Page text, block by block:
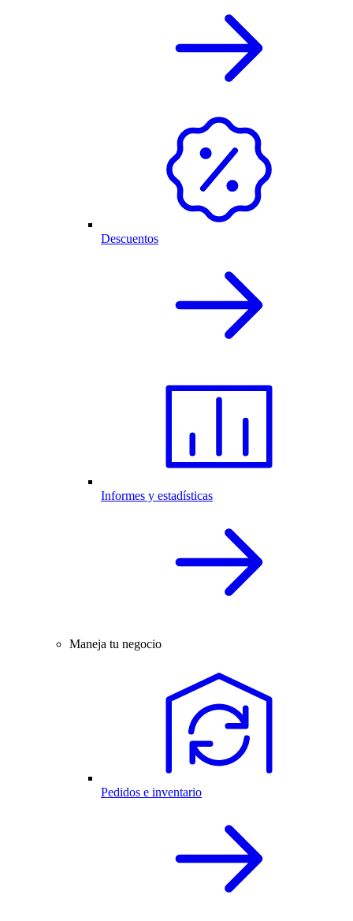
Descuentos
Informes y estadísticas
Maneja tu negocio
Pedidos e inventario